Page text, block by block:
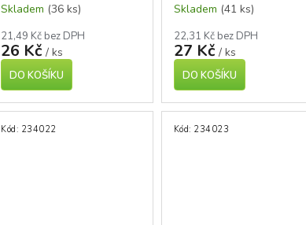
Skladem (36 ks)
21,49 Kč bez DPH
26 Kč / ks
DO KOŠÍKU
Skladem (41 ks)
22,31 Kč bez DPH
27 Kč / ks
DO KOŠÍKU
Kód: 234022 Kód: 234023